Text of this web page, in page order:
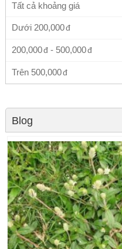
Tất cả khoảng giá
Dưới 200,000
200,000 - 500,000
Trên 500,000
Blog